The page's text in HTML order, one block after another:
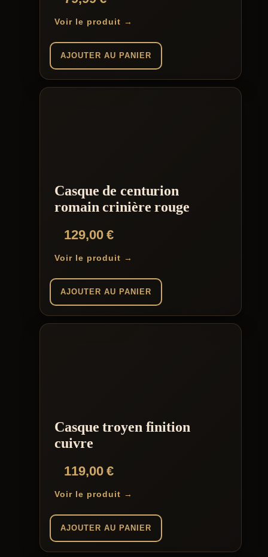
Voir le produit →
AJOUTER AU PANIER
Casque de centurion
romain crinière rouge
129,00€
Voir le produit →
AJOUTER AU PANIER
Casque troyen finition
cuivre
119,00€
Voir le produit →
AJOUTER AU PANIER